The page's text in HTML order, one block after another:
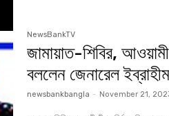
NewsBankTV
জামায়াত-শিবির, আওয়ামী
বললেন জেনারেল
newsbankbangla - November 21,